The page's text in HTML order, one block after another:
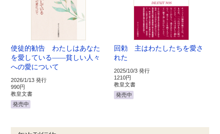
使徒的勧告 わたしはあなた
を愛している――貧しい人々
への愛について
2026/1/13 発行
990円
教皇文書
発売中
回勅 主はわたしたちを愛さ
れた
2025/10/3 発行
1210円
教皇文書
発売中